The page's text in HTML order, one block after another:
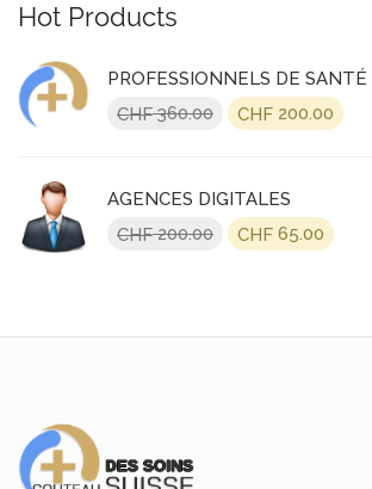
Hot Products
PROFESSIONNELS DE SANTÉ
CHF360.00
Le
était :
CHF 360.00.
CHF 200.00 Le
AGENCES DIGITALES
CHF200.00
Le
CHF 200.00.
CHF 65.00 Le